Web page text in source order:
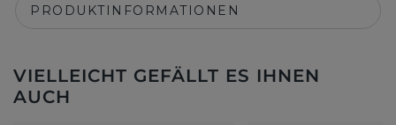
PRODUKTINFORMATIONEN
VIELLEICHT GEFÄLLT ES IHNEN
AUCH